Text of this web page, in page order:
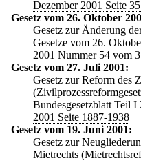
Dezember 2001 Seite
Gesetz vom 26. Oktober
Gesetz zur Änderung
Gesetze vom 26.
2001 Nummer 54 vom
Gesetz vom 27. Juli 2001:
Gesetz zur Reform des
Bundesgesetzblatt Teil
2001 Seite 1887-1938
Gesetz vom 19. Juni 2001:
Gesetz zur
Mietrechts